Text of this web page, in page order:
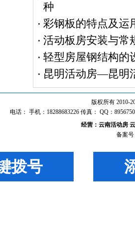
种
彩钢板的特点及运
活动板房安装与常
轻型房屋钢结构的
昆明活动房—昆明
版权所有 2010-
电话： 手机：18288683226 传真： QQ：
经营： 云南活动房
备案号
拨号